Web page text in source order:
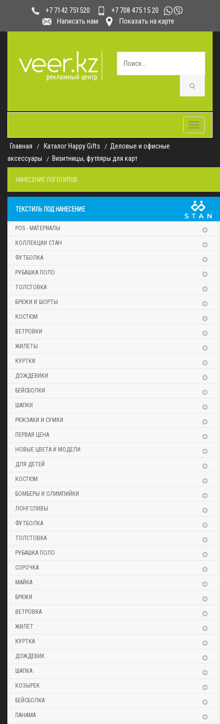
+7 7142 751520
+7 708 475 15 20
Написать нам
Показать на карте
Toggle
Главная
Каталог Happy Gifts
Деловые и офисные
аксессуары
Визитницы, футляры для карт
НАНЕСЕНИЕ ЛОГОТИПОВ
ТЕКСТИЛЬ ПОД НАНЕСЕНИЕ
POS - МАТЕРИАЛЫ
КОЛЛЕКЦИИ СТАН
ФУТБОЛКА
РУБАШКА ПОЛО
ТОЛСТОВКА
БРЮКИ И ШОРТЫ
КОСТЮМ
ВЕТРОВКИ
ЖИЛЕТЫ
КУРТКИ
ДОЖДЕВИКИ
БЕЙСБОЛКИ
ШАПКИ
РЮКЗАКИ И СУМКИ
ПЕРВАЯ ЦЕНА
НОВЫЕ ЦВЕТА И МОДЕЛИ
ДЛЯ ДЕТЕЙ
КОСТЮМ
БОМБЕРЫ И ОЛИМПИЙКИ
ЛОНГСЛИВЫ
ФУТБОЛКА
ТОЛСТОВКА
РУБАШКА ПОЛО
СОРОЧКА
МАЙКА
БРЮКИ
ВЕТРОВКА
ЖИЛЕТ
КУРТКА
ДОЖДЕВИК
ШАПКА
КОЗЫРЕК
БЕЙСБОЛКА
ПАНАМА